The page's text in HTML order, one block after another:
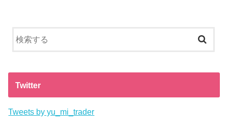
Twitter
Tweets by yu_mi_trader